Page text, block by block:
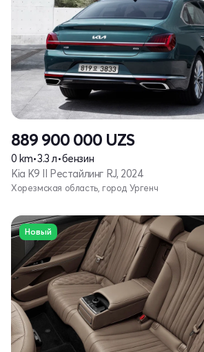
889 900 000 UZS
0 km•3.3 л•бензин
Kia K9 II Рестайлинг RJ, 2024
Хорезмская область, город Ургенч
Новый